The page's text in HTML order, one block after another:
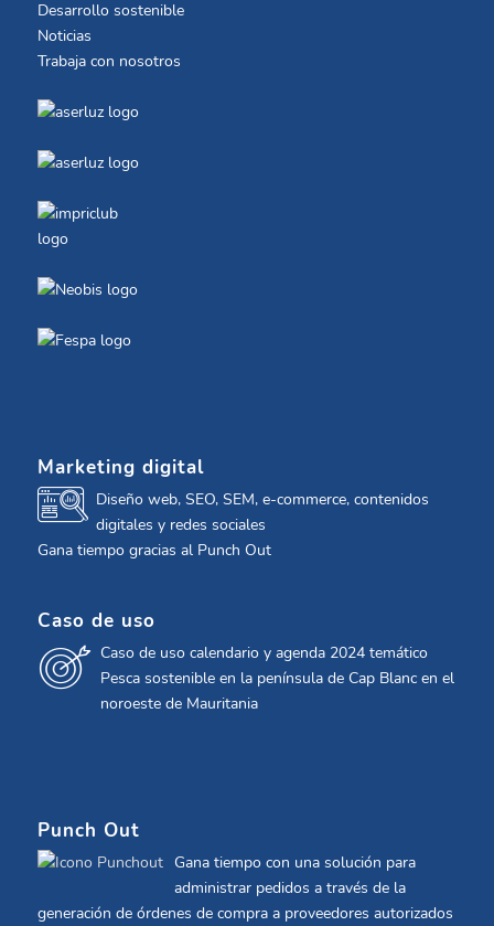
Desarrollo sostenible
Noticias
Trabaja con nosotros
Marketing digital
Diseño web, SEO, SEM, e-commerce, contenidos
digitales y redes sociales
Gana tiempo gracias al Punch Out
Caso de uso
Caso de uso calendario y agenda 2024 temático
Pesca sostenible en la península de Cap Blanc en el
noroeste de Mauritania
Punch Out
Gana tiempo con una solución para
administrar pedidos a través de la
generación de órdenes de compra a proveedores autorizados